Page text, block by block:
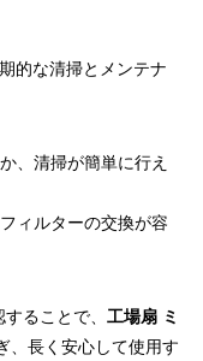
的な清掃とメンテナ
、清掃が簡単に行え
ィルターの交換が容
ることで、 工場扇 ミ
、長く安心して使用す